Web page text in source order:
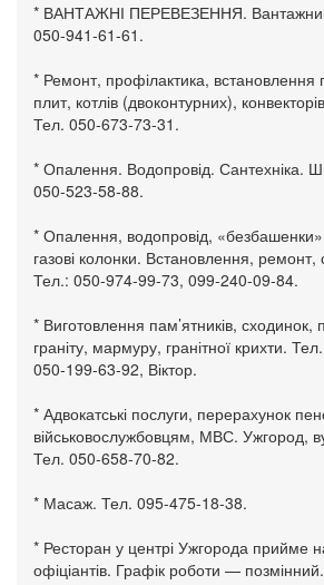
* ВАНТАЖНІ ПЕРЕВЕЗЕННЯ.
050-941-61-61.
* Ремонт, профілактика, встановлення
плит, котлів (двоконтурних),
Тел. 050-673-73-31.
* Опалення. Водопровід. Сантехніка.
050-523-58-88.
* Опалення, водопровід,
газові колонки. Встановлення, ремонт,
Тел.: 050-974-99-73, 099-240-09-84.
* Виготовлення пам’ятників, сходинок,
граніту, мармуру, гранітної крихти.
050-199-63-92, Віктор.
* Адвокатські послуги, перерахунок
військовослужбовцям, МВС. Ужгород,
Тел. 050-658-70-82.
* Масаж. Тел. 095-475-18-38.
* Ресторан у центрі Ужгорода прийме
офіціантів. Графік роботи —